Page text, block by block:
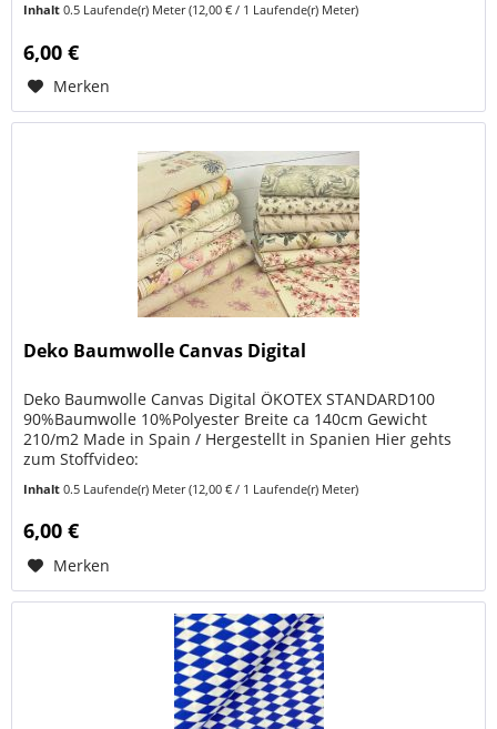
Inhalt0.5 Laufende(r) Meter(12,00 € / 1 Laufende(r) Meter)
6,00 €
Merken
Deko Baumwolle Canvas Digital
Deko Baumwolle Canvas Digital ÖKOTEX STANDARD100
90%Baumwolle 10%Polyester Breite ca 140cm Gewicht
210/m2 Made in Spain / Hergestellt in Spanien Hier gehts
zum Stoffvideo:
Baumwollcanvas...
Inhalt0.5 Laufende(r) Meter(12,00 € / 1 Laufende(r) Meter)
6,00 €
Merken